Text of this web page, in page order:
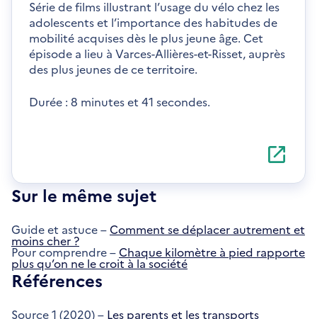
Série de films illustrant l’usage du vélo chez les
adolescents et l’importance des habitudes de
mobilité acquises dès le plus jeune âge. Cet
épisode a lieu à Varces-Allières-et-Risset, auprès
des plus jeunes de ce territoire.
Durée : 8 minutes et 41 secondes.
S'ouvre
dans
nouvelle
Sur le même sujet
Guide et astuce –Comment se déplacer autrement et
moins cher ?
Pour comprendre –Chaque kilomètre à pied rapporte
plus qu’on ne le croit à la société
Références
Source 1 (2020) – Les parents et les transports